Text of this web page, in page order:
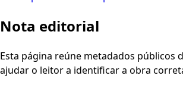
Nota editorial
Esta página reúne metadados públicos
ajudar o leitor a identificar a obra